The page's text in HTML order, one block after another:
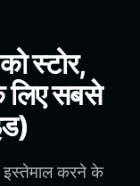
स्टोर,
सबसे
करने के